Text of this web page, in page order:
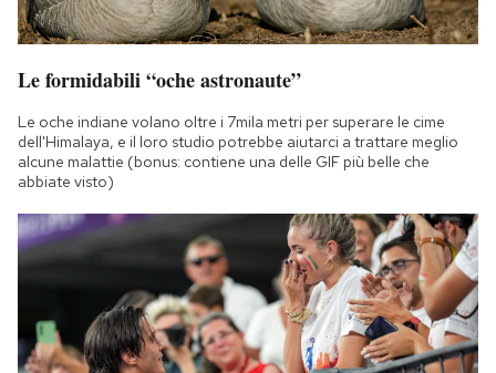
Le formidabili “oche astronaute”
Le oche indiane volano oltre i 7mila metri per superare le cime
dell'Himalaya, e il loro studio potrebbe aiutarci a trattare meglio
alcune malattie (bonus: contiene una delle GIF più belle che
abbiate visto)